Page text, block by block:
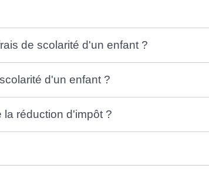
de scolarité d'un enfant ?
d'un enfant ?
réduction d'impôt ?